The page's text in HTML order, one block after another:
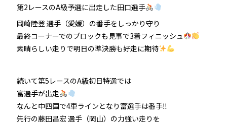
第2レースのA級予選に出走した田口選手
岡崎陸登 選手（愛媛）の番手をしっかり守り
最終コーナーでのブロックも見事で3着フィニッシュ
素晴らしい走りで明日の準決勝も好走に期待
続いて第5レースのA級初日特選では
富選手が出走
なんと中四国で4車ラインとなり富選手は番手‼
先行の藤田昌宏 選手（岡山）の力強い走りを